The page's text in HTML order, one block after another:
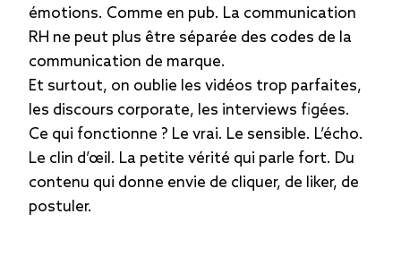
émotions. Comme en pub. La communication
RH ne peut plus être séparée des codes de la
communication de marque.
Et surtout, on oublie les vidéos trop parfaites,
les discours corporate, les interviews figées.
Ce qui fonctionne ? Le vrai. Le sensible. L’écho.
Le clin d’œil. La petite vérité qui parle fort. Du
contenu qui donne envie de cliquer, de liker, de
postuler.